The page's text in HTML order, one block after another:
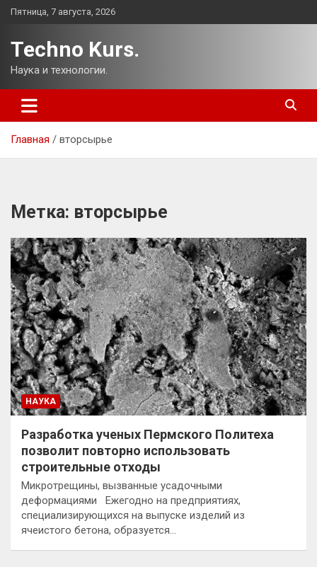
Перейти
Пятница, 7 августа, 2026
Techno Kurs.
Наука и технологии.
Главная вторсырье
Метка: вторсырье
НАУКА
Разработка ученых Пермского Политеха
позволит повторно использовать
строительные отходы
Микротрещины, вызванные усадочными
деформациями Ежегодно на предприятиях,
специализирующихся на выпуске изделий из
ячеистого бетона, образуется…